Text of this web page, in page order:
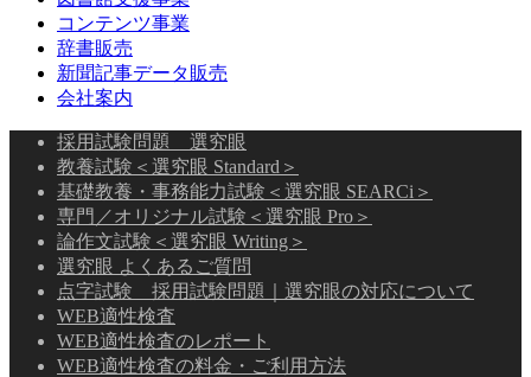
コンテンツ事業
辞書販売
新聞記事データ販売
会社案内
採用試験問題 選究眼
教養試験＜選究眼 Standard＞
基礎教養・事務能力試験＜選究眼 SEARCi＞
専門／オリジナル試験＜選究眼 Pro＞
論作文試験＜選究眼 Writing＞
選究眼 よくあるご質問
点字試験 採用試験問題｜選究眼の対応について
WEB適性検査
WEB適性検査のレポート
WEB適性検査の料金・ご利用方法